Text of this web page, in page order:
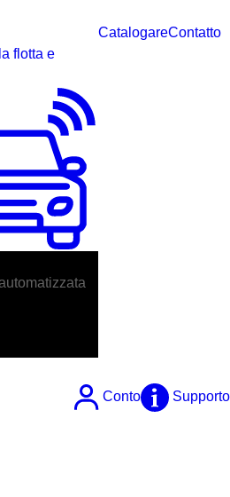
flotta e
CatalogareContatto
Conto
Supporto